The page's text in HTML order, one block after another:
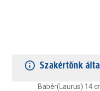
Szakértőnk
Babér(Laurus) 14